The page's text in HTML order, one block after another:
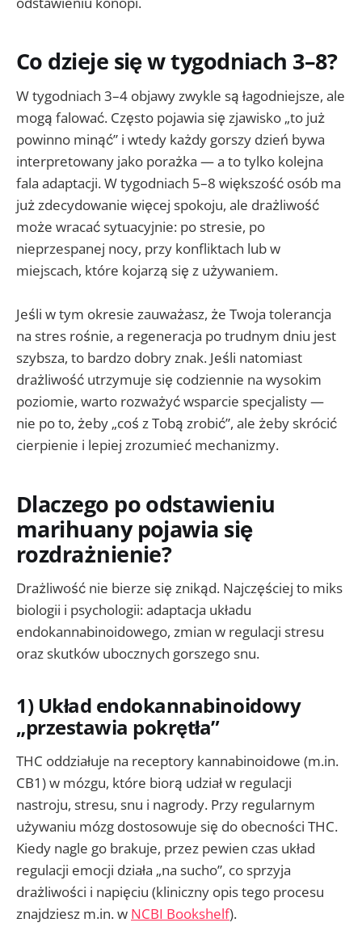
Co dzieje się w tygodniach 3–8?
W tygodniach 3–4 objawy zwykle są łagodniejsze, ale
mogą falować. Często pojawia się zjawisko „to już
powinno minąć” i wtedy każdy gorszy dzień bywa
interpretowany jako porażka — a to tylko kolejna
fala adaptacji. W tygodniach 5–8 większość osób ma
już zdecydowanie więcej spokoju, ale drażliwość
może wracać sytuacyjnie: po stresie, po
nieprzespanej nocy, przy konfliktach lub w
miejscach, które kojarzą się z używaniem.
Jeśli w tym okresie zauważasz, że Twoja tolerancja
na stres rośnie, a regeneracja po trudnym dniu jest
szybsza, to bardzo dobry znak. Jeśli natomiast
drażliwość utrzymuje się codziennie na wysokim
poziomie, warto rozważyć wsparcie specjalisty —
nie po to, żeby „coś z Tobą zrobić”, ale żeby skrócić
cierpienie i lepiej zrozumieć mechanizmy.
Dlaczego po odstawieniu
marihuany pojawia się
rozdrażnienie?
Drażliwość nie bierze się znikąd. Najczęściej to miks
biologii i psychologii: adaptacja układu
endokannabinoidowego, zmian w regulacji stresu
oraz skutków ubocznych gorszego snu.
1) Układ endokannabinoidowy
„przestawia pokrętła”
THC oddziałuje na receptory kannabinoidowe (m.in.
CB1) w mózgu, które biorą udział w regulacji
nastroju, stresu, snu i nagrody. Przy regularnym
używaniu mózg dostosowuje się do obecności THC.
Kiedy nagle go brakuje, przez pewien czas układ
regulacji emocji działa „na sucho”, co sprzyja
drażliwości i napięciu (kliniczny opis tego procesu
znajdziesz m.in. w NCBI Bookshelf).